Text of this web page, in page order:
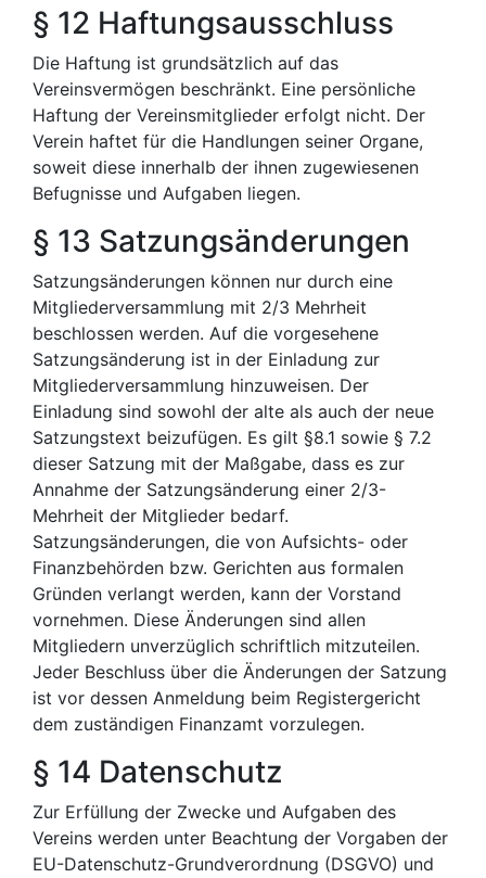
§ 12 Haftungsausschluss
Die Haftung ist grundsätzlich auf das
Vereinsvermögen beschränkt. Eine persönliche
Haftung der Vereinsmitglieder erfolgt nicht. Der
Verein haftet für die Handlungen seiner Organe,
soweit diese innerhalb der ihnen zugewiesenen
Befugnisse und Aufgaben liegen.
§ 13 Satzungsänderungen
Satzungsänderungen können nur durch eine
Mitgliederversammlung mit 2/3 Mehrheit
beschlossen werden. Auf die vorgesehene
Satzungsänderung ist in der Einladung zur
Mitgliederversammlung hinzuweisen. Der
Einladung sind sowohl der alte als auch der neue
Satzungstext beizufügen. Es gilt §8.1 sowie § 7.2
dieser Satzung mit der Maßgabe, dass es zur
Annahme der Satzungsänderung einer 2/3-
Mehrheit der Mitglieder bedarf.
Satzungsänderungen, die von Aufsichts- oder
Finanzbehörden bzw. Gerichten aus formalen
Gründen verlangt werden, kann der Vorstand
vornehmen. Diese Änderungen sind allen
Mitgliedern unverzüglich schriftlich mitzuteilen.
Jeder Beschluss über die Änderungen der Satzung
ist vor dessen Anmeldung beim Registergericht
dem zuständigen Finanzamt vorzulegen.
§ 14 Datenschutz
Zur Erfüllung der Zwecke und Aufgaben des
Vereins werden unter Beachtung der Vorgaben der
EU-Datenschutz-Grundverordnung (DSGVO) und